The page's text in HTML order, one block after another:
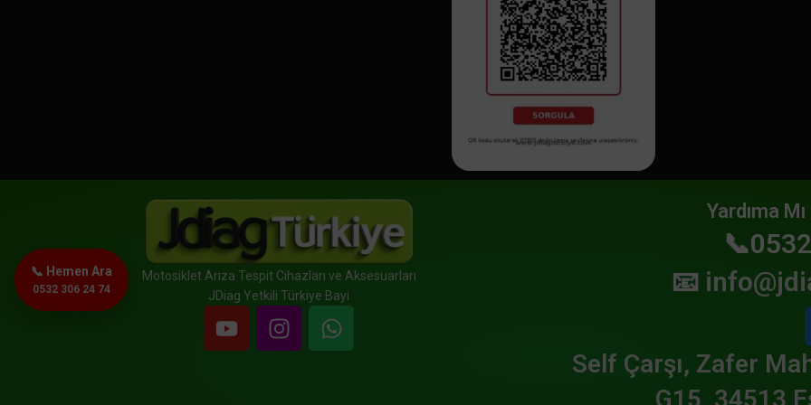
Motosiklet Arıza Tespit Cihazları ve Aksesuarları
JDiag Yetkili Türkiye Bayi
Yardıma
📧
Self Çarşı, Zafer
📞 Hemen Ara
0532 306 24 74